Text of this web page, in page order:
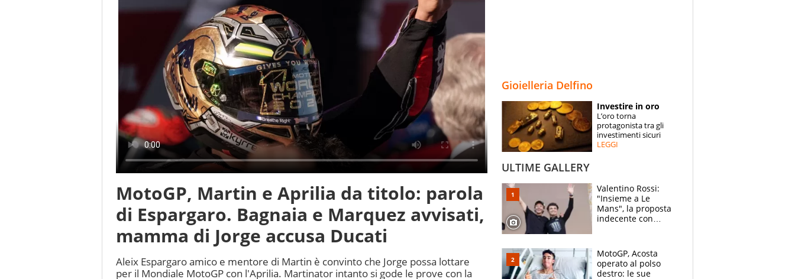
ESPERTI
CONTATTI
MotoGP, Martin e Aprilia da titolo: parola
di Espargaro. Bagnaia e Marquez avvisati,
mamma di Jorge accusa Ducati
Aleix Espargaro amico e mentore di Martin è convinto che Jorge possa lottare
per il Mondiale MotoGP con l'Aprilia. Martinator intanto si gode le prove con la
Gioielleria Delfino
Investire in oro
L’oro torna
protagonista tra gli
investimenti sicuri
LEGGI
ULTIME GALLERY
Valentino Rossi:
"Insieme a Le
Mans", la proposta
indecente con
Goodwood
MotoGP, Acosta
operato al polso
destro: le sue